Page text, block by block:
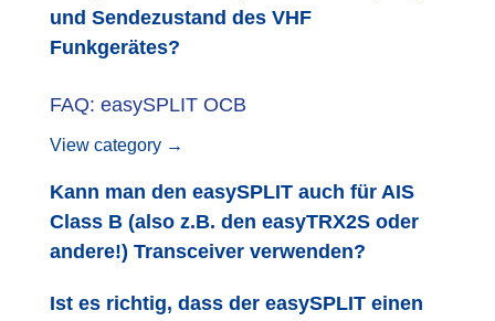
und Sendezustand des VHF
Funkgerätes?
FAQ: easySPLIT OCB
View category →
Kann man den easySPLIT auch für AIS
Class B (also z.B. den easyTRX2S oder
andere!) Transceiver verwenden?
Ist es richtig, dass der easySPLIT einen